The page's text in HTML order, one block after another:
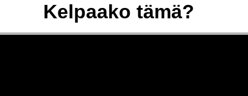
Kelpaako tämä?